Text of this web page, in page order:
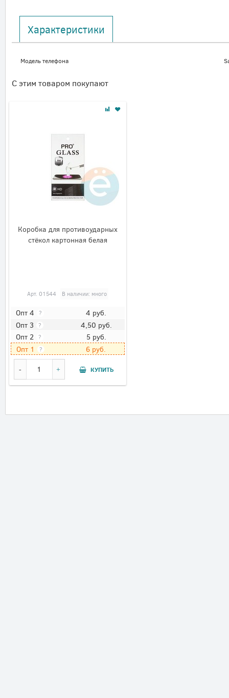
Характеристики
Модель телефона
С этим товаром покупают
Коробка для противоударных
стёкол картонная белая
Арт. 01544 В наличии: много
Опт 4 ? 4 руб.
Опт 3 ? 4,50 руб.
Опт 2 ? 5 руб.
Опт 1 ? 6 руб.
КУПИТЬ